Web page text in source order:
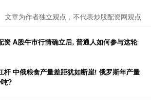
文章为作者独立观点，不代表炒股配资网观点
资 A股牛市行情确立后, 普通人如何参与这轮
杆 中俄粮食产量差距犹如断崖! 俄罗斯年产量
?